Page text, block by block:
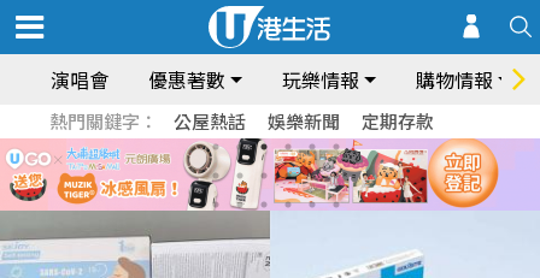
演唱會 優惠著數 玩樂情報 購物情報
熱門關鍵字： 公屋熱話 娛樂新聞 定期存款